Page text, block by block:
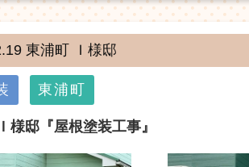
邸『屋根塗装工事』
東浦町 Ｉ様邸
東浦町